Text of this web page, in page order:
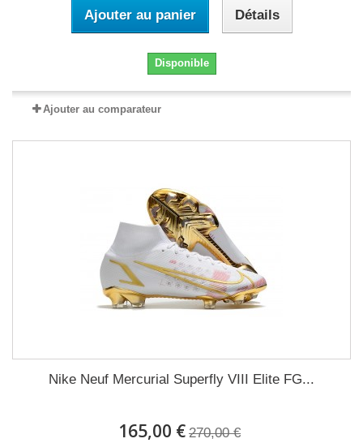
Ajouter au panier Détails
Disponible
Ajouter au comparateur
Nike Neuf Mercurial Superfly VIII Elite FG...
165,00 € 270,00 €